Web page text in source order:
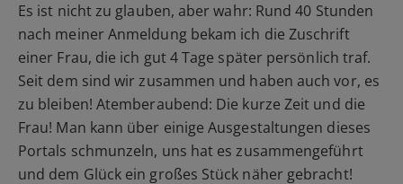
Es ist nicht zu glauben, aber wahr: Rund 40 Stunden
nach meiner Anmeldung bekam ich die Zuschrift
einer Frau, die ich gut 4 Tage später persönlich traf.
Seit dem sind wir zusammen und haben auch vor, es
zu bleiben! Atemberaubend: Die kurze Zeit und die
Frau! Man kann über einige Ausgestaltungen dieses
Portals schmunzeln, uns hat es zusammengeführt
und dem Glück ein großes Stück näher gebracht!